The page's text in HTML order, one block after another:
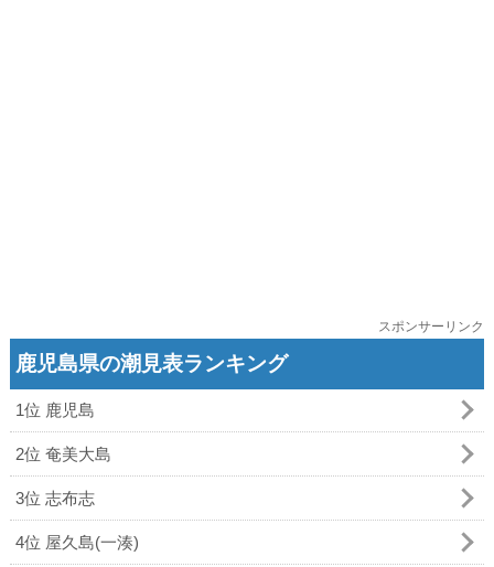
スポンサーリンク
鹿児島県の潮見表ランキング
1位 鹿児島
2位 奄美大島
3位 志布志
4位 屋久島(一湊)